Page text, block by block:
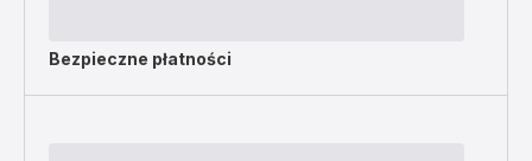
Bezpieczne płatności